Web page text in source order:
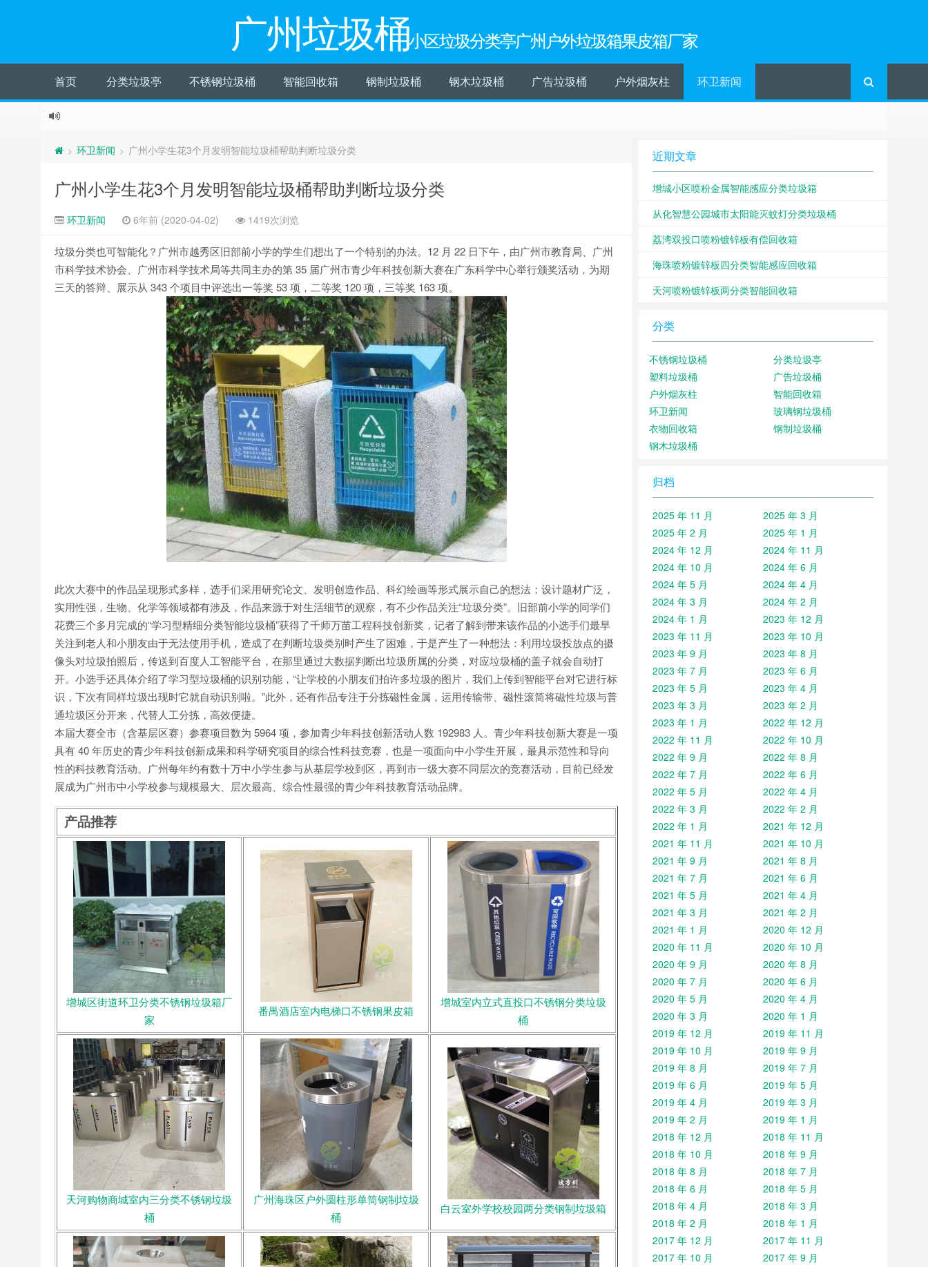
广州垃圾桶小区垃圾分类亭广州户外垃圾箱果皮箱厂家
首页 分类垃圾亭 不锈钢垃圾桶 智能回收箱 钢制垃圾桶 钢木垃圾桶 广告垃圾桶 户外烟灰柱 环卫新闻
> 环卫新闻 > 广州小学生花3个月发明智能垃圾桶帮助判断垃圾分类
广州小学生花3个月发明智能垃圾桶帮助判断垃圾分类
环卫新闻 6年前 (2020-04-02) 1419次浏览
垃圾分类也可智能化？广州市越秀区旧部前小学的学生们想出了一个特别的办法。12 月 22 日下午，由广州市教育局、广州
市科学技术协会、广州市科学技术局等共同主办的第 35 届广州市青少年科技创新大赛在广东科学中心举行颁奖活动，为期
三天的答辩、展示从 343 个项目中评选出一等奖 53 项，二等奖 120 项，三等奖 163 项。
此次大赛中的作品呈现形式多样，选手们采用研究论文、发明创造作品、科幻绘画等形式展示自己的想法；设计题材广泛，
实用性强，生物、化学等领域都有涉及，作品来源于对生活细节的观察，有不少作品关注“垃圾分类”。旧部前小学的同学们
花费三个多月完成的“学习型精细分类智能垃圾桶”获得了千师万苗工程科技创新奖，记者了解到带来该作品的小选手们最早
关注到老人和小朋友由于无法使用手机，造成了在判断垃圾类别时产生了困难，于是产生了一种想法：利用垃圾投放点的摄
像头对垃圾拍照后，传送到百度人工智能平台，在那里通过大数据判断出垃圾所属的分类，对应垃圾桶的盖子就会自动打
开。小选手还具体介绍了学习型垃圾桶的识别功能，“让学校的小朋友们拍许多垃圾的图片，我们上传到智能平台对它进行标
识，下次有同样垃圾出现时它就自动识别啦。”此外，还有作品专注于分拣磁性金属，运用传输带、磁性滚筒将磁性垃圾与普
通垃圾区分开来，代替人工分拣，高效便捷。
本届大赛全市（含基层区赛）参赛项目数为 5964 项，参加青少年科技创新活动人数 192983 人。青少年科技创新大赛是一项
具有 40 年历史的青少年科技创新成果和科学研究项目的综合性科技竞赛，也是一项面向中小学生开展，最具示范性和导向
性的科技教育活动。广州每年约有数十万中小学生参与从基层学校到区，再到市一级大赛不同层次的竞赛活动，目前已经发
展成为广州市中小学校参与规模最大、层次最高、综合性最强的青少年科技教育活动品牌。
产品推荐
增城区街道环卫分类不锈钢垃圾箱厂
家
番禺酒店室内电梯口不锈钢果皮箱
增城室内立式直投口不锈钢分类垃圾
桶
天河购物商城室内三分类不锈钢垃圾
桶
广州海珠区户外圆柱形单筒钢制垃圾
桶
白云室外学校校园两分类钢制垃圾箱
近期文章
增城小区喷粉金属智能感应分类垃圾箱
从化智慧公园城市太阳能灭蚊灯分类垃圾桶
荔湾双投口喷粉镀锌板有偿回收箱
海珠喷粉镀锌板四分类智能感应回收箱
天河喷粉镀锌板两分类智能回收箱
分类
不锈钢垃圾桶
分类垃圾亭
塑料垃圾桶
广告垃圾桶
户外烟灰柱
智能回收箱
环卫新闻
玻璃钢垃圾桶
衣物回收箱
钢制垃圾桶
钢木垃圾桶
归档
2025 年 11 月
2025 年 3 月
2025 年 2 月
2025 年 1 月
2024 年 12 月
2024 年 11 月
2024 年 10 月
2024 年 6 月
2024 年 5 月
2024 年 4 月
2024 年 3 月
2024 年 2 月
2024 年 1 月
2023 年 12 月
2023 年 11 月
2023 年 10 月
2023 年 9 月
2023 年 8 月
2023 年 7 月
2023 年 6 月
2023 年 5 月
2023 年 4 月
2023 年 3 月
2023 年 2 月
2023 年 1 月
2022 年 12 月
2022 年 11 月
2022 年 10 月
2022 年 9 月
2022 年 8 月
2022 年 7 月
2022 年 6 月
2022 年 5 月
2022 年 4 月
2022 年 3 月
2022 年 2 月
2022 年 1 月
2021 年 12 月
2021 年 11 月
2021 年 10 月
2021 年 9 月
2021 年 8 月
2021 年 7 月
2021 年 6 月
2021 年 5 月
2021 年 4 月
2021 年 3 月
2021 年 2 月
2021 年 1 月
2020 年 12 月
2020 年 11 月
2020 年 10 月
2020 年 9 月
2020 年 8 月
2020 年 7 月
2020 年 6 月
2020 年 5 月
2020 年 4 月
2020 年 3 月
2020 年 1 月
2019 年 12 月
2019 年 11 月
2019 年 10 月
2019 年 9 月
2019 年 8 月
2019 年 7 月
2019 年 6 月
2019 年 5 月
2019 年 4 月
2019 年 3 月
2019 年 2 月
2019 年 1 月
2018 年 12 月
2018 年 11 月
2018 年 10 月
2018 年 9 月
2018 年 8 月
2018 年 7 月
2018 年 6 月
2018 年 5 月
2018 年 4 月
2018 年 3 月
2018 年 2 月
2018 年 1 月
2017 年 12 月
2017 年 11 月
2017 年 10 月
2017 年 9 月